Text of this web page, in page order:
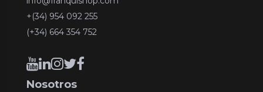
+(34) 954 092 255
(+34) 664 354 752
Nosotros